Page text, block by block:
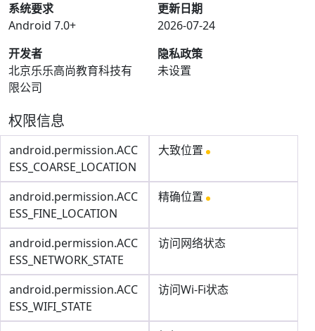
系统要求
Android 7.0+
更新日期
2026-07-24
开发者
北京乐乐高尚教育科技有
限公司
隐私政策
未设置
权限信息
android.permission.ACC
ESS_COARSE_LOCATION
大致位置
android.permission.ACC
ESS_FINE_LOCATION
精确位置
android.permission.ACC
ESS_NETWORK_STATE
访问网络状态
android.permission.ACC
ESS_WIFI_STATE
访问Wi-Fi状态